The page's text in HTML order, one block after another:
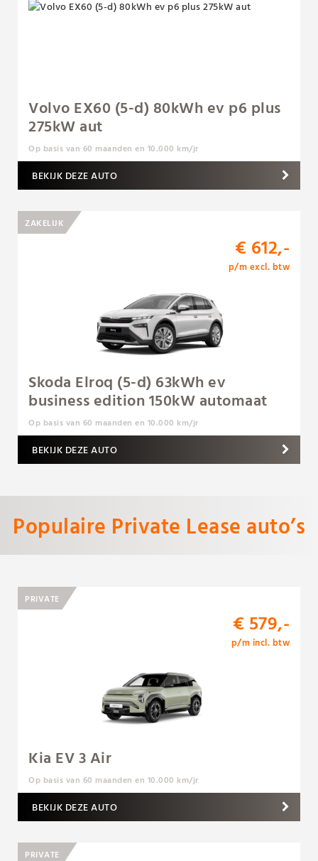
Volvo EX60 (5-d) 80kWh ev p6 plus
275kW aut
Op basis van 60 maanden en 10.000 km/jr
BEKIJK DEZE AUTO
ZAKELIJK
€ 612,-
p/m excl. btw
Skoda Elroq (5-d) 63kWh ev
business edition 150kW automaat
Op basis van 60 maanden en 10.000 km/jr
BEKIJK DEZE AUTO
Populaire Private Lease auto’s
PRIVATE
€ 579,-
p/m incl. btw
Kia EV 3 Air
Op basis van 60 maanden en 10.000 km/jr
BEKIJK DEZE AUTO
PRIVATE